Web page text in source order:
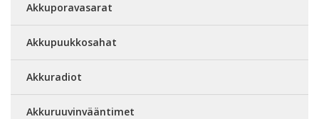
Akkuporavasarat
Akkupuukkosahat
Akkuradiot
Akkuruuvinvääntimet